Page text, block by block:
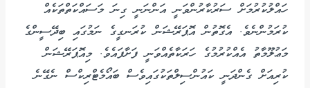
ހައްލުކުރުމަށް ސަރުކާރުންވަނީ އަންނަނީ ގިނަ މަސައްކަތްތަކެއް
ކުރަމުންނެވެ. އެގޮތުން އޮޕަރޭޝަން ކުރަނގީގެ ނަމުގައި ބިދޭސީންގެ
މަޢުލޫމާތު އެއްކުރުމުގެ ހަރަކާތެއްވަނީ ފަށާފައެވެ. މިއޮޕަރޭޝަން
ކުރިއަށް ގެންދަނީ ކައުންސިލްތަކުގައިވެސް ބައޯމެޓްރިކްސް ނެގޭނެ